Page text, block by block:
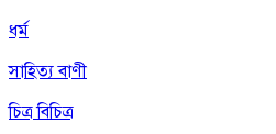
ধর্ম
সাহিত্য বাণী
চিত্র বিচিত্র